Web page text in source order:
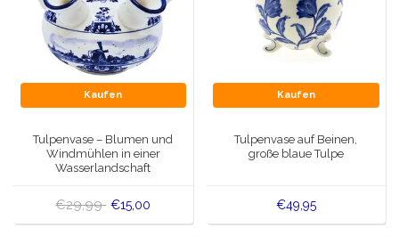
Kaufen
Tulpenvase – Blumen und
Windmühlen in einer
Wasserlandschaft
€29,99 €15,00
Kaufen
Tulpenvase auf Beinen,
große blaue Tulpe
€49,95